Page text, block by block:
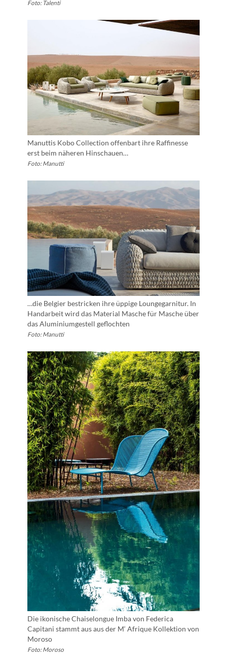
Foto: Talenti
Manuttis Kobo Collection offenbart ihre Raffinesse
erst beim näheren Hinschauen…
Foto: Manutti
…die Belgier bestricken ihre üppige Loungegarnitur. In
Handarbeit wird das Material Masche für Masche über
das Aluminiumgestell geflochten
Foto: Manutti
Die ikonische Chaiselongue Imba von Federica
Capitani stammt aus aus der M‘ Afrique Kollektion von
Moroso
Foto: Moroso